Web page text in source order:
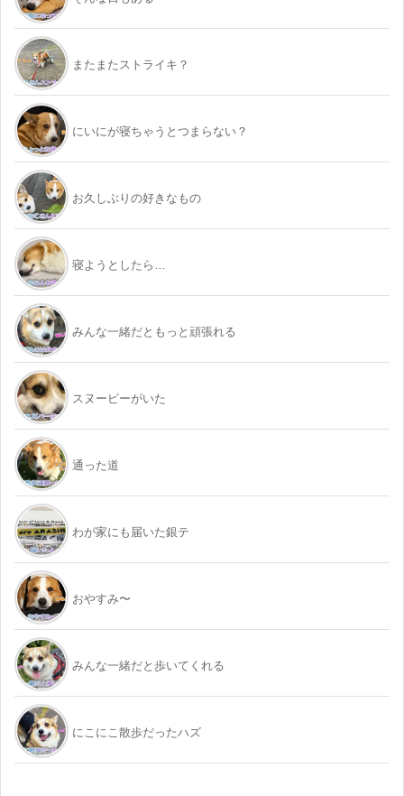
またまたストライキ？
にいにが寝ちゃうとつまらない？
お久しぶりの好きなもの
寝ようとしたら…
みんな一緒だともっと頑張れる
スヌーピーがいた
通った道
わが家にも届いた銀テ
おやすみ〜
みんな一緒だと歩いてくれる
にこにこ散歩だったハズ